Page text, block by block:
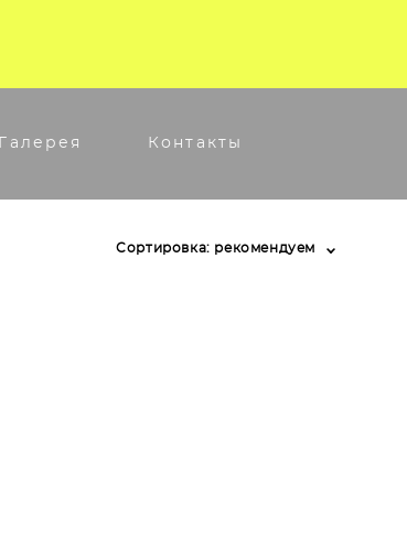
Галерея Контакты
Сортировка: рекомендуем